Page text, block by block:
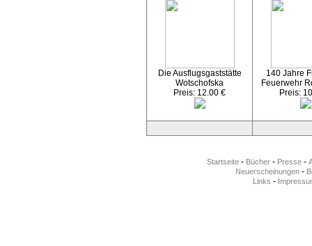
Die Ausflugsgaststätte
Wotschofska
Preis: 12.00 €
140 Jahre
Feuerwehr
Preis:
Startseite - Bücher - Presse -
Neuerscheinungen-
Links -